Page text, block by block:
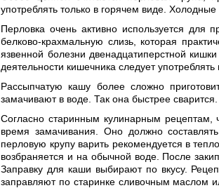
употреблять только в горячем виде.
Перловка очень активно используется для
белково-крахмальную слизь, которая
язвенной болезни двенадцатиперстной
деятельности кишечника следует
Рассыпчатую кашу более сложно
замачивают в воде. Так она быстрее сварится.
Согласно старинным кулинарным рецептам,
время замачивания. Оно должно
перловую крупу варить рекомендуется в
возбраняется и на обычной воде. После
Заправку для каши выбирают по вкусу.
заправляют по старинке сливочным маслом